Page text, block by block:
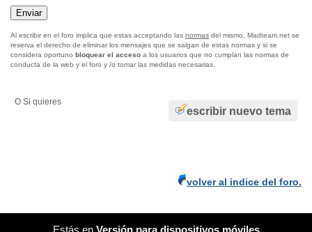
Al escribir en el foro implica que estas acceptando las normas del mismo, Madteam.net se
reserva el derecho de eliminar los mensajes que se salgan de estas normas y si se
considera oportuno bloquear el acceso a los usuarios que no cumplan las normas de
conducta de la web y el foro y /o tomar las medidas necesarias.
escribir nuevo tema
O Si quieres
volver al indice del foro.